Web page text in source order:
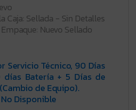
Caja: Sellada - Sin Detalles
Nuevo Sellado
Servicio Técnico, 90 Días
días Batería + 5 Días de
de Equipo).
Disponible